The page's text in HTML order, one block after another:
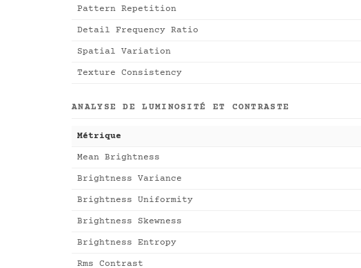
Pattern Repetition
Detail Frequency Ratio
Spatial Variation
Texture Consistency
ANALYSE DE LUMINOSITÉ ET CONTRASTE
Métrique
Mean Brightness
Brightness Variance
Brightness Uniformity
Brightness Skewness
Brightness Entropy
Rms Contrast